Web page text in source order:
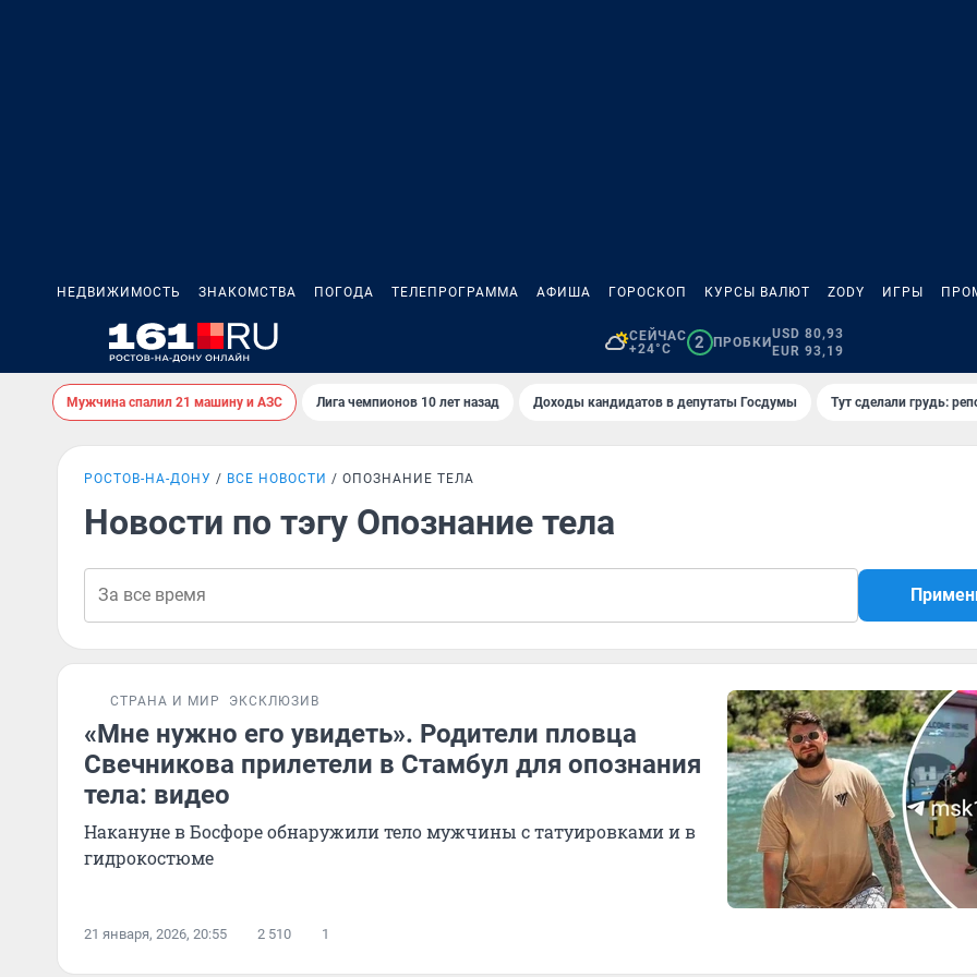
НЕДВИЖИМОСТЬ ЗНАКОМСТВА ПОГОДА ТЕЛЕПРОГРАММА АФИША ГОРОСКОП КУРСЫ ВАЛЮТ ZODY ИГРЫ
СЕЙЧАС
+24°C
2 ПРОБКИ
USD 80,93
EUR 93,19
Мужчина спалил 21 машину и АЗС Лига чемпионов 10 лет назад Доходы кандидатов в депутаты Госдумы Тут сделали грудь:
РОСТОВ-НА-ДОНУ ВСЕ НОВОСТИ ОПОЗНАНИЕ ТЕЛА
Новости по тэгу Опознание тела
СТРАНА И МИР ЭКСКЛЮЗИВ
«Мне нужно его увидеть». Родители пловца
Свечникова прилетели в Стамбул для опознания
тела: видео
Накануне в Босфоре обнаружили тело мужчины с татуировками и в
гидрокостюме
21 января, 2026, 20:55 2 510 1